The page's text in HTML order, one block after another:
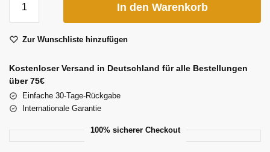
In den Warenkorb
Zur Wunschliste hinzufügen
Kostenloser Versand in Deutschland für alle Bestellungen
über 75€
Einfache 30-Tage-Rückgabe
Internationale Garantie
100% sicherer Checkout